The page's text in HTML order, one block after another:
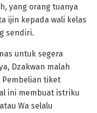
yang orang tuanya
ijin kepada wali kelas
sendiri.
untuk segera
Dzakwan malah
tiket
ini membuat istriku
Wa selalu